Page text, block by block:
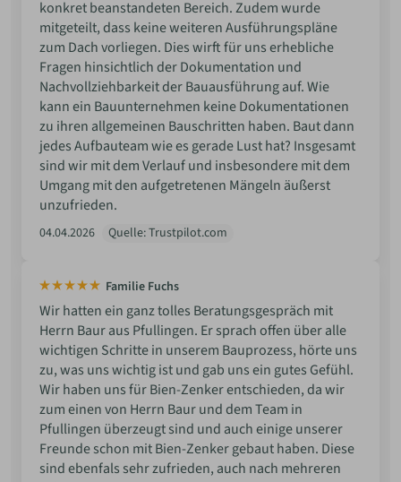
konkret beanstandeten Bereich. Zudem wurde
mitgeteilt, dass keine weiteren Ausführungspläne
zum Dach vorliegen. Dies wirft für uns erhebliche
Fragen hinsichtlich der Dokumentation und
Nachvollziehbarkeit der Bauausführung auf. Wie
kann ein Bauunternehmen keine Dokumentationen
zu ihren allgemeinen Bauschritten haben. Baut dann
jedes Aufbauteam wie es gerade Lust hat? Insgesamt
sind wir mit dem Verlauf und insbesondere mit dem
Umgang mit den aufgetretenen Mängeln äußerst
unzufrieden.
04.04.2026 Quelle: Trustpilot.com
Familie Fuchs
Wir hatten ein ganz tolles Beratungsgespräch mit
Herrn Baur aus Pfullingen. Er sprach offen über alle
wichtigen Schritte in unserem Bauprozess, hörte uns
zu, was uns wichtig ist und gab uns ein gutes Gefühl.
Wir haben uns für Bien-Zenker entschieden, da wir
zum einen von Herrn Baur und dem Team in
Pfullingen überzeugt sind und auch einige unserer
Freunde schon mit Bien-Zenker gebaut haben. Diese
sind ebenfals sehr zufrieden, auch nach mehreren